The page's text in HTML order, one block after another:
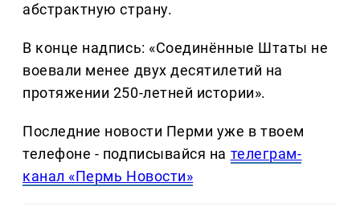
абстрактную страну.
В конце надпись: «Соединённые Штаты не
воевали менее двух десятилетий на
протяжении 250-летней истории».
Последние новости Перми уже в твоем
телефоне - подписывайся на телеграм-
канал «Пермь Новости»